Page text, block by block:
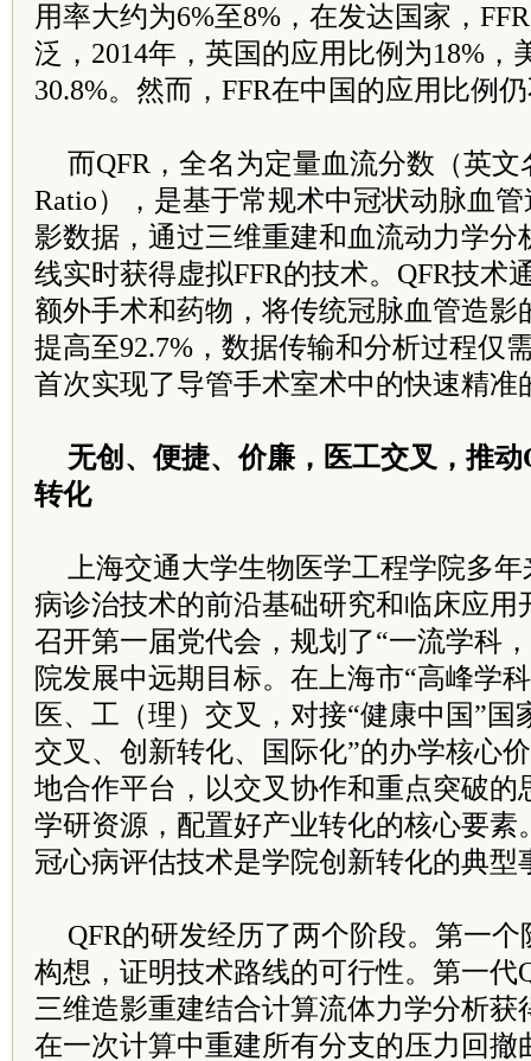
用率大约为6%至8%，在发达国家，
泛，2014年，英国的应用比例为18%，
30.8%。然而，FFR在中国的应用比例
而QFR，全名为定量血流分数（英文
Ratio），是基于常规术中冠状动脉血
影数据，通过三维重建和血流动力学分
线实时获得虚拟FFR的技术。QFR技术
额外手术和药物，将传统冠脉血管造影
提高至92.7%，数据传输和分析过程仅
首次实现了导管手术室术中的快速精准
无创、便捷、价廉，医工交叉，推
转化
上海交通大学生物医学工程学院多
病诊治技术的前沿基础研究和临床应用
召开第一届党代会，规划了“一流学科
院发展中远期目标。在上海市“高峰学
医、工（理）交叉，对接“健康中国”国
交叉、创新转化、国际化”的办学核心
地合作平台，以交叉协作和重点突破的
学研资源，配置好产业转化的核心要素
冠心病评估技术是学院创新转化的典型
QFR的研发经历了两个阶段。第一
构想，证明技术路线的可行性。第一代
三维造影重建结合计算流体力学分析获
在一次计算中重建所有分支的压力回撤